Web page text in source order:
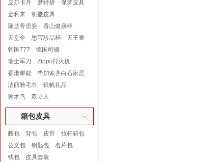
皮尔卡丹 梦特娇
保罗皮具
金利来
凯撒皮具
隆达骨质瓷
香山健康秤
天堂伞
思宝珍品杯
天王表
韩国777
德国司顿
瑞士军刀
Zippo打火机
香港攀能
毕加索齐白石家居
洁丽雅毛巾
银帆礼品
啄木鸟
双立人
箱包皮具
腰包 背包 皮带
拉杆箱包
公文包
钥匙包
名片包
钱包
皮具套装